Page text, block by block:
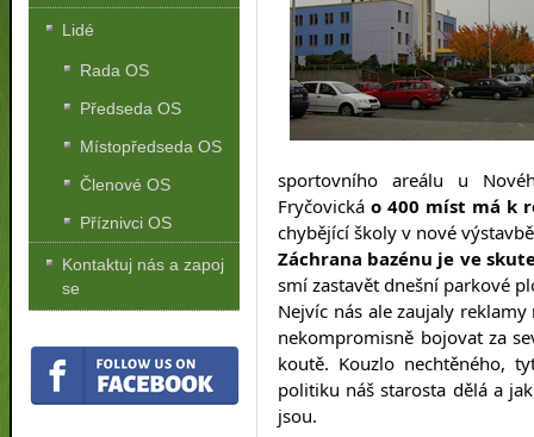
sportovního areálu u
Fryčovickáo 400 míst má k
chybějící školy v nové
Záchrana bazénu je ve
smí zastavět dnešní parkové
Nejvíc nás ale zaujaly
nekompromisně bojovat za
koutě. Kouzlo nechtěného,
politiku náš starosta dělá a
jsou.
Lidé
Rada OS
Předseda OS
Místopředseda OS
Členové OS
Příznivci OS
Kontaktuj nás a zapoj
se